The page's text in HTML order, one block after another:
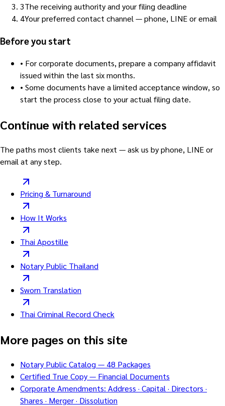
3The receiving authority and your filing deadline
4Your preferred contact channel — phone, LINE or email
Before you start
• For corporate documents, prepare a company affidavit
issued within the last six months.
• Some documents have a limited acceptance window, so
start the process close to your actual filing date.
Continue with related services
The paths most clients take next — ask us by phone, LINE or
email at any step.
Pricing & Turnaround
How It Works
Thai Apostille
Notary Public Thailand
Sworn Translation
Thai Criminal Record Check
More pages on this site
Notary Public Catalog — 48 Packages
Certified True Copy — Financial Documents
Corporate Amendments: Address · Capital · Directors ·
Shares · Merger · Dissolution